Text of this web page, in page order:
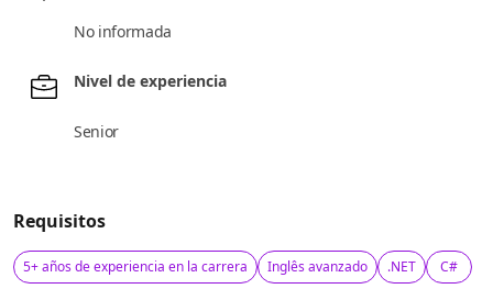
No informada
Nivel de experiencia
Senior
Requisitos
5+ años de experiencia en la carrera Inglês avanzado .NET C#